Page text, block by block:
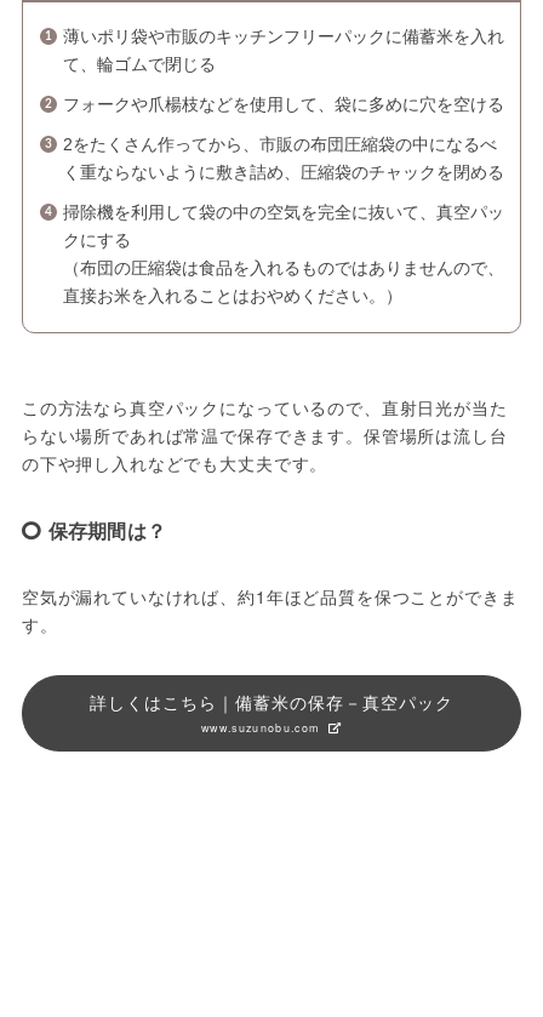
薄いポリ袋や市販のキッチンフリーパックに備蓄米を入れ
て、輪ゴムで閉じる
フォークや爪楊枝などを使用して、袋に多めに穴を空ける
2をたくさん作ってから、市販の布団圧縮袋の中になるべ
く重ならないように敷き詰め、圧縮袋のチャックを閉める
掃除機を利用して袋の中の空気を完全に抜いて、真空パッ
クにする
（布団の圧縮袋は食品を入れるものではありませんので、
直接お米を入れることはおやめください。）
この方法なら真空パックになっているので、直射日光が当た
らない場所であれば常温で保存できます。保管場所は流し台
の下や押し入れなどでも大丈夫です。
保存期間は？
空気が漏れていなければ、約1年ほど品質を保つことができま
す。
詳しくはこちら｜備蓄米の保存－真空パック
www.suzunobu.com